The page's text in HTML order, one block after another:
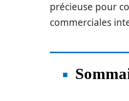
précieuse pour
commerciales